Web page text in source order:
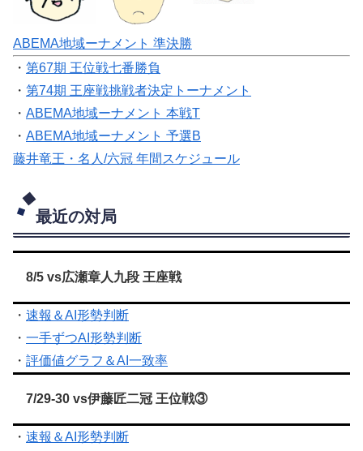
ABEMA地域ーナメント 準決勝
・ 第67期 王位戦七番勝負
・ 第74期 王座戦挑戦者決定トーナメント
・ ABEMA地域ーナメント 本戦T
・ ABEMA地域ーナメント 予選B
藤井竜王・名人/六冠 年間スケジュール
最近の対局
8/5 vs広瀬章人九段 王座戦
・ 速報＆AI形勢判断
・ 一手ずつAI形勢判断
・ 評価値グラフ＆AI一致率
7/29-30 vs伊藤匠二冠 王位戦③
・ 速報＆AI形勢判断